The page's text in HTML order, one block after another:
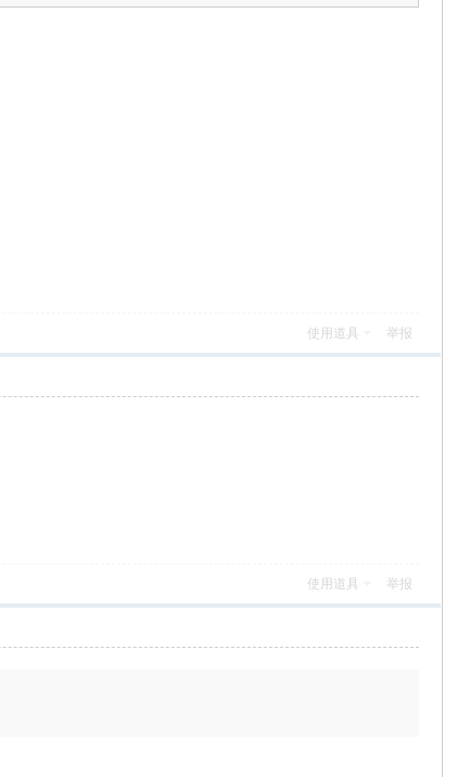
使用道具 举报
使用道具 举报